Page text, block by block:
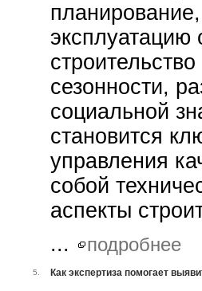
эксплуатацию
сезонности,
социальной
становится
управления
собой
аспекты
...
подробнее
5. Как экспертиза помогает